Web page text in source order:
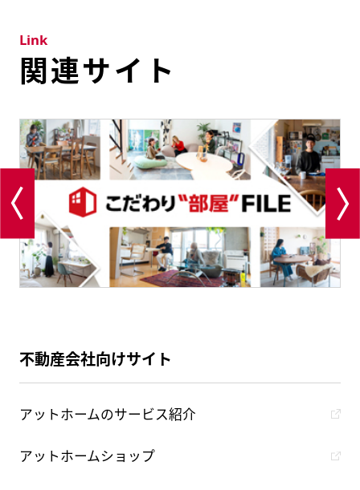
関連サイト
Link
不動産会社向けサイト
アットホームのサービス紹介
アットホームショップ